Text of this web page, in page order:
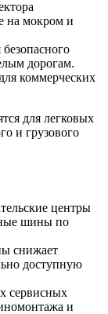
на мокром и
дорогам.
коммерческих
для легковых
и грузового
центры
шины по
снижает
доступную
сервисных
и